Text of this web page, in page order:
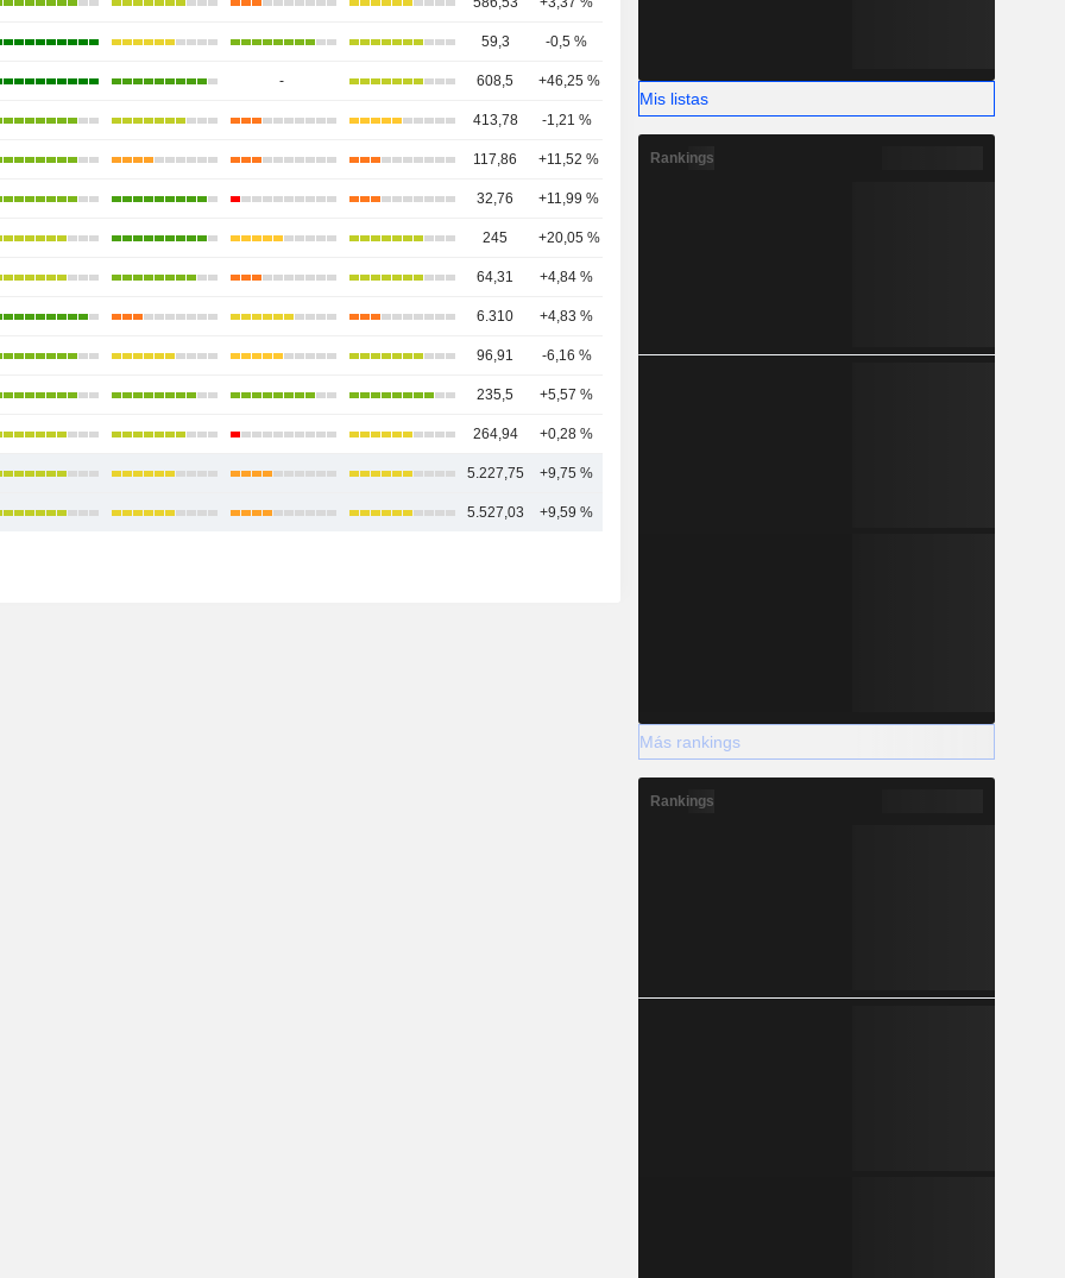
59,3 -0,5 %
- 608,5 +46,25 % 2
413,78 -1,21 % 9
117,86 +11,52 %
32,76 +11,99 %
245 +20,05 %
64,31 +4,84 %
6.310 +4,83 %
96,91 -6,16 % 11
235,5 +5,57 %
264,94 +0,28 %
5.227,75 +9,75 %
5.527,03 +9,59 %
Mis listas
Rankings
Más rankings
Rankings